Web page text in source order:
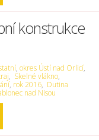
konstrukce
,okres Ústí nad Orlicí,
, Skelné vlákno,
, rok 2016, Dutina
nad Nisou